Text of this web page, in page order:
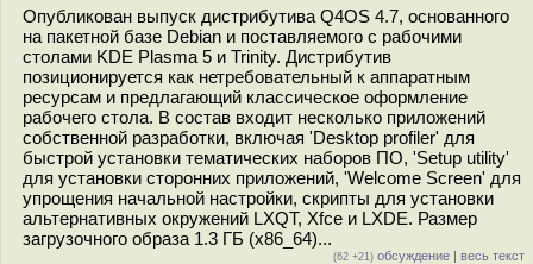
Опубликован выпуск дистрибутива Q4OS 4.7, основанного
на пакетной базе Debian и поставляемого с рабочими
столами KDE Plasma 5 и Trinity. Дистрибутив
позиционируется как нетребовательный к аппаратным
ресурсам и предлагающий классическое оформление
рабочего стола. В состав входит несколько приложений
собственной разработки, включая 'Desktop profiler' для
быстрой установки тематических наборов ПО, 'Setup utility'
для установки сторонних приложений, 'Welcome Screen' для
упрощения начальной настройки, скрипты для установки
альтернативных окружений LXQT, Xfce и LXDE. Размер
загрузочного образа 1.3 ГБ (x86_64)...
(62 +21) обсуждение | весь текст